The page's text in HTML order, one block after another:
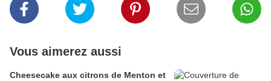
Vous aimerez aussi
Cheesecake aux citrons de Menton et